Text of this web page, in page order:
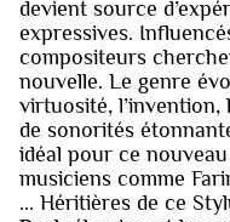
devient source
expressives.
compositeurs
nouvelle. Le genre
virtuosité, l’invention,
de sonorités
idéal pour ce
musiciens comme
... Héritières de ce